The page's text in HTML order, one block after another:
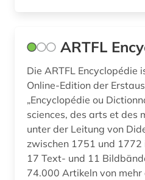
ARTFL
Die ARTFL Encyclopédie
Online-Edition der
„Encyclopédie ou
sciences, des arts et des
unter der Leitung von
zwischen 1751 und 1772
17 Text- und 11
74.000 Artikeln von